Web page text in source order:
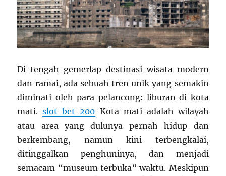
Di tengah gemerlap destinasi wisata modern
dan ramai, ada sebuah tren unik yang semakin
diminati oleh para pelancong: liburan di kota
mati.slot bet 200 Kota mati adalah wilayah
atau area yang dulunya pernah hidup dan
berkembang, namun kini terbengkalai,
ditinggalkan penghuninya, dan menjadi
semacam “museum terbuka” waktu. Meskipun